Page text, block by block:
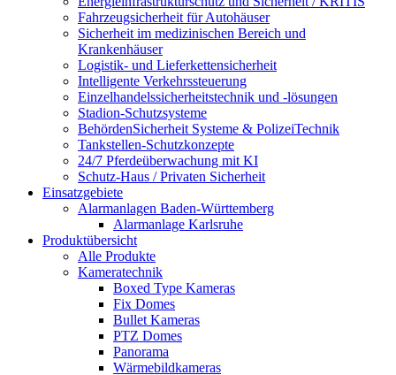
Fahrzeugsicherheit für Autohäuser
Sicherheit im medizinischen Bereich und
Krankenhäuser
Logistik- und Lieferkettensicherheit
Intelligente Verkehrssteuerung
Einzelhandelssicherheitstechnik und -lösungen
Stadion-Schutzsysteme
BehördenSicherheit Systeme & PolizeiTechnik
Tankstellen-Schutzkonzepte​
24/7 Pferdeüberwachung mit KI
Schutz-Haus / Privaten Sicherheit
Einsatzgebiete
Alarmanlagen Baden-Württemberg
Alarmanlage Karlsruhe
Produktübersicht
Alle Produkte
Kameratechnik
Boxed Type Kameras
Fix Domes
Bullet Kameras
PTZ Domes
Panorama
Wärmebildkameras